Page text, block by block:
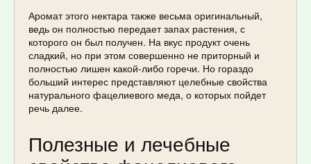
Аромат этого нектара также весьма оригинальный,
ведь он полностью передает запах растения, с
которого он был получен. На вкус продукт очень
сладкий, но при этом совершенно не приторный и
полностью лишен какой-либо горечи. Но гораздо
больший интерес представляют целебные свойства
натурального фацелиевого меда, о которых пойдет
речь далее.
Полезные и лечебные